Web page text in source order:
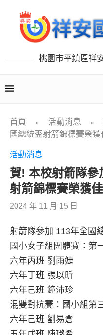
桃園市平鎮區祥
首頁 » 活動消息 »
國總統盃射箭錦標賽榮獲
活動消息
賀! 本校射箭隊參
射箭錦標賽榮獲
2024 年 11 月 15 日
射箭隊參加 113年全國
國小女子組團體賽：第
六年丙班 劉雨婕
六年丁班 張以昕
六年己班 鐘沛珍
混雙對抗賽：國小組第
六年己班 劉易倉